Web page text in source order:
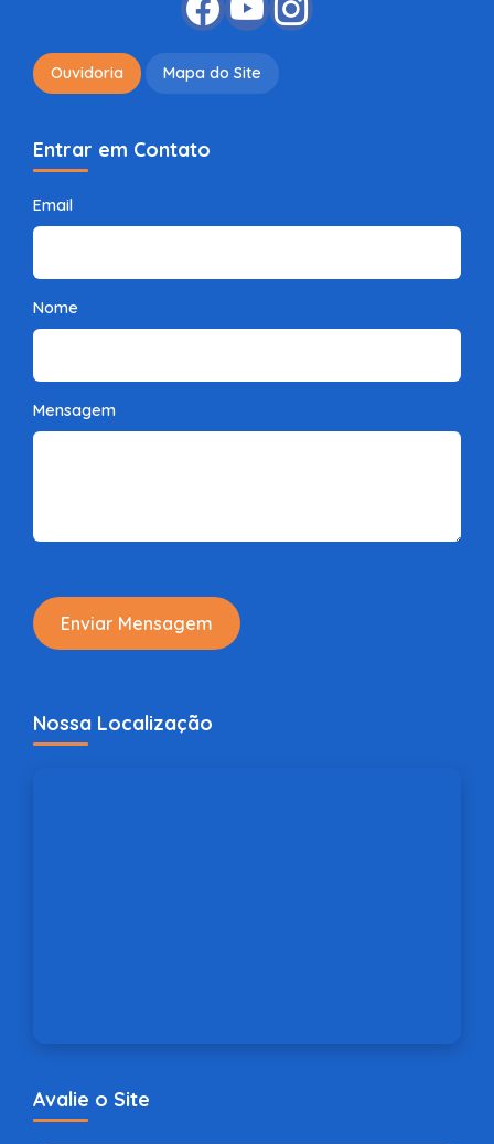
Ouvidoria Mapa do Site
Entrar em Contato
Email
Nome
Mensagem
Enviar Mensagem
Nossa Localização
Avalie o Site